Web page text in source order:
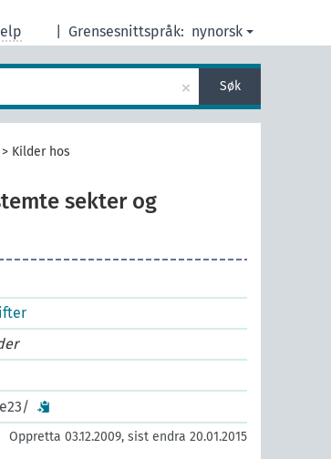
Grensesnittspråk: nynorsk
× Søk
Kilder hos
sekter og
Oppretta 03.12.2009, sist endra 20.01.2015